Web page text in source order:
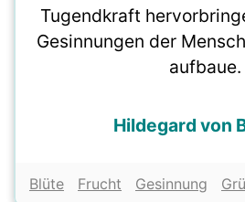
Tugendkraft
Gesinnungen der
aufbaue.
Hildegard von
Blüte Frucht Gesinnung